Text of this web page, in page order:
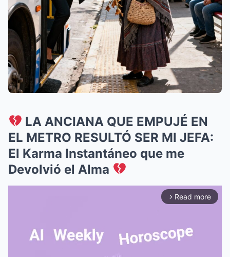
LA ANCIANA QUE EMPUJÉ EN
EL METRO RESULTÓ SER MI JEFA:
El Karma Instantáneo que me
Devolvió el Alma
arrow_forward_ios Read more